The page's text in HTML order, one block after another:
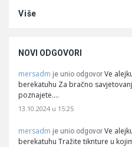
Više
NOVI ODGOVORI
mersadm je unio odgovor Ve
berekatuhu Za bračno
poznajete.…
13.10.2024 u 15:25
mersadm je unio odgovor Ve
berekatuhu Tražite tiknture u